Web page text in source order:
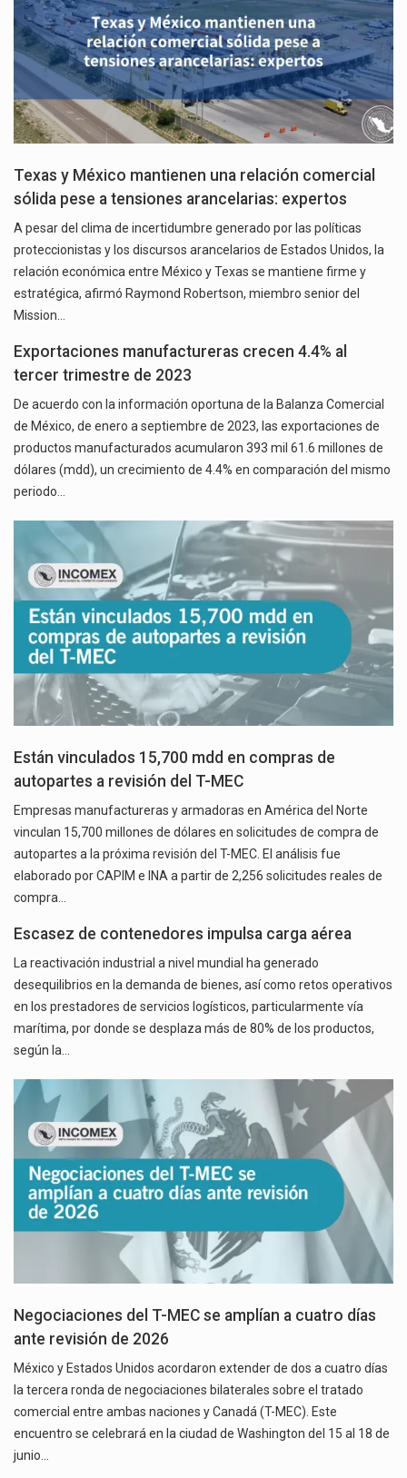
Texas y México mantienen una relación comercial
sólida pese a tensiones arancelarias: expertos
A pesar del clima de incertidumbre generado por las políticas
proteccionistas y los discursos arancelarios de Estados Unidos, la
relación económica entre México y Texas se mantiene firme y
estratégica, afirmó Raymond Robertson, miembro senior del
Mission…
Exportaciones manufactureras crecen 4.4% al
tercer trimestre de 2023
De acuerdo con la información oportuna de la Balanza Comercial
de México, de enero a septiembre de 2023, las exportaciones de
productos manufacturados acumularon 393 mil 61.6 millones de
dólares (mdd), un crecimiento de 4.4% en comparación del mismo
periodo…
Están vinculados 15,700 mdd en compras de
autopartes a revisión del T-MEC
Empresas manufactureras y armadoras en América del Norte
vinculan 15,700 millones de dólares en solicitudes de compra de
autopartes a la próxima revisión del T-MEC. El análisis fue
elaborado por CAPIM e INA a partir de 2,256 solicitudes reales de
compra…
Escasez de contenedores impulsa carga aérea
La reactivación industrial a nivel mundial ha generado
desequilibrios en la demanda de bienes, así como retos operativos
en los prestadores de servicios logísticos, particularmente vía
marítima, por donde se desplaza más de 80% de los productos,
según la…
Negociaciones del T-MEC se amplían a cuatro días
ante revisión de 2026
México y Estados Unidos acordaron extender de dos a cuatro días
la tercera ronda de negociaciones bilaterales sobre el tratado
comercial entre ambas naciones y Canadá (T-MEC). Este
encuentro se celebrará en la ciudad de Washington del 15 al 18 de
junio…